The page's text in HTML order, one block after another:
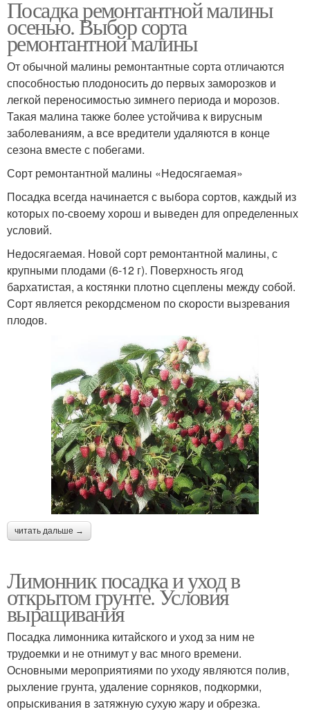
Посадка ремонтантной малины
осенью. Выбор сорта
ремонтантной малины
От обычной малины ремонтантные сорта отличаются
способностью плодоносить до первых заморозков и
легкой переносимостью зимнего периода и морозов.
Такая малина также более устойчива к вирусным
заболеваниям, а все вредители удаляются в конце
сезона вместе с побегами.
Сорт ремонтантной малины «Недосягаемая»
Посадка всегда начинается с выбора сортов, каждый из
которых по-своему хорош и выведен для определенных
условий.
Недосягаемая. Новой сорт ремонтантной малины, с
крупными плодами (6-12 г). Поверхность ягод
бархатистая, а костянки плотно сцеплены между собой.
Сорт является рекордсменом по скорости вызревания
плодов.
читать дальше →
Лимонник посадка и уход в
открытом грунте. Условия
выращивания
Посадка лимонника китайского и уход за ним не
трудоемки и не отнимут у вас много времени.
Основными мероприятиями по уходу являются полив,
рыхление грунта, удаление сорняков, подкормки,
опрыскивания в затяжную сухую жару и обрезка.